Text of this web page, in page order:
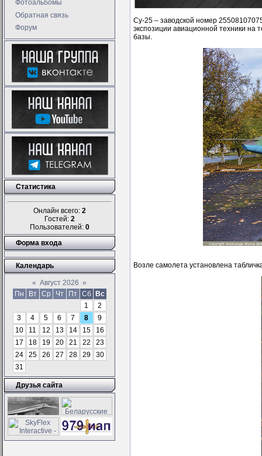
Фотоальбомы
Обратная связь
Форум
Статистика
Онлайн всего: 2
Гостей: 2
Пользователей: 0
Форма входа
Календарь
« Август 2026 »
Пн
Вт Ср Чт Пт Сб
Вс
1
2
3
4 5 6 7 8
9
10
11 12 13 14 15
16
17
18 19 20 21 22
23
24
25 26 27 28 29
30
31
Друзья сайта
Су-25 – заводской номер
экспозиции авиационной техники на
базы.
Возле самолета установлена